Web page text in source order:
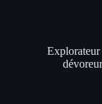
Explorateur